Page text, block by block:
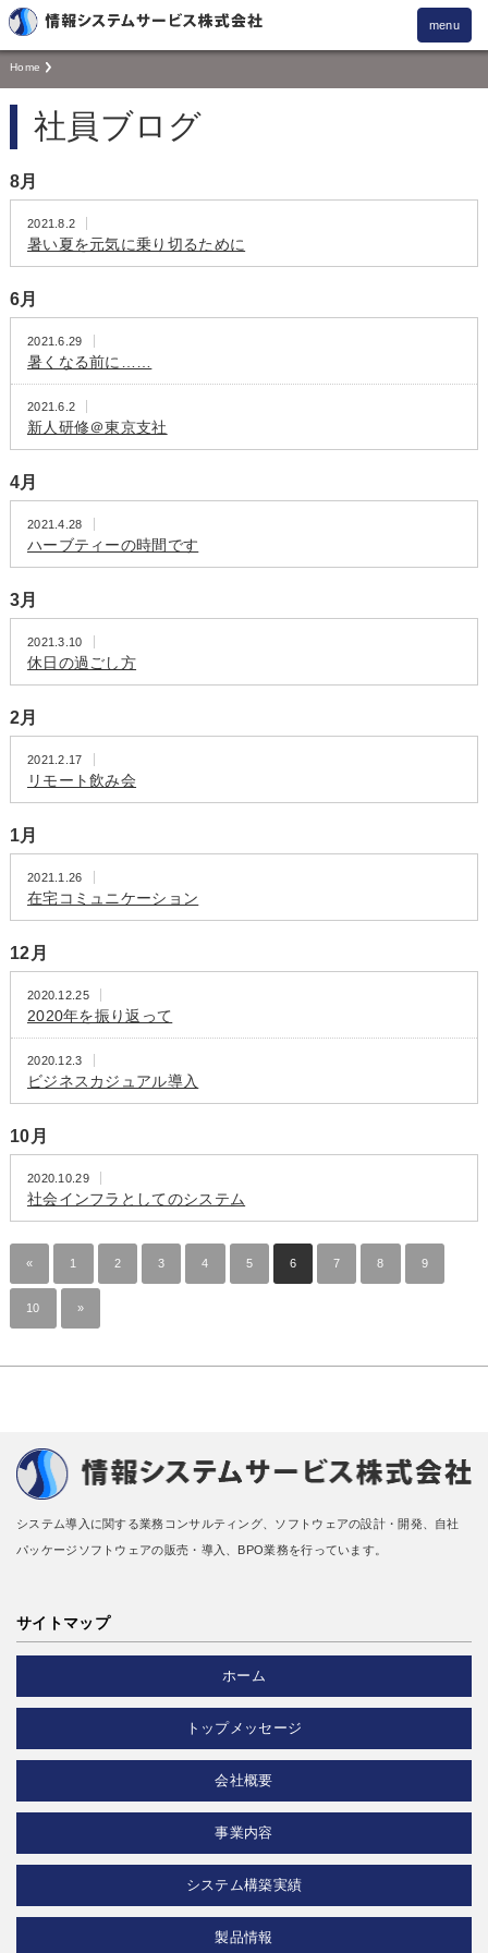
menu
Home
社員ブログ
8月
2021.8.2
暑い夏を元気に乗り切るために
6月
2021.6.29
暑くなる前に……
2021.6.2
新人研修＠東京支社
4月
2021.4.28
ハーブティーの時間です
3月
2021.3.10
休日の過ごし方
2月
2021.2.17
リモート飲み会
1月
2021.1.26
在宅コミュニケーション
12月
2020.12.25
2020年を振り返って
2020.12.3
ビジネスカジュアル導入
10月
2020.10.29
社会インフラとしてのシステム
« 1 2 3 4 5 6 7 8 9
10 »
システム導入に関する業務コンサルティング、ソフトウェアの設計・開発、自社
パッケージソフトウェアの販売・導入、BPO業務を行っています。
サイトマップ
ホーム
トップメッセージ
会社概要
事業内容
システム構築実績
製品情報